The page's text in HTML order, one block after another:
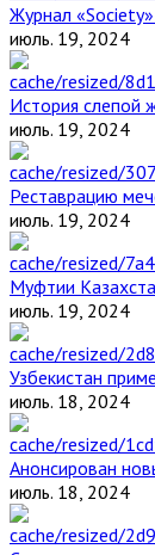
Журнал
июль. 19, 2024
История слепой
июль. 19, 2024
Реставрацию
июль. 19, 2024
Муфтии
июль. 19, 2024
Узбекистан
июль. 18, 2024
Анонсирован
июль. 18, 2024